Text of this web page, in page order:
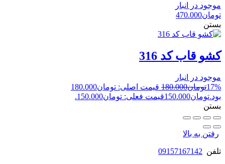
موجود در انبار
تومان470.000
بستن
کشو قاب کد 316
موجود در انبار
17%تومان180.000
قیمت اصلی: تومان180.000
بود.تومان150.000قیمت فعلی: تومان150.000.
بستن
رفتن به بالا
تلفن 09157167142